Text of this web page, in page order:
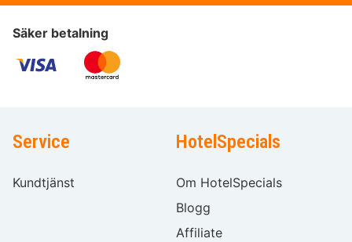
Säker betalning
Service
Kundtjänst
HotelSpecials
Om HotelSpecials
Blogg
Affiliate